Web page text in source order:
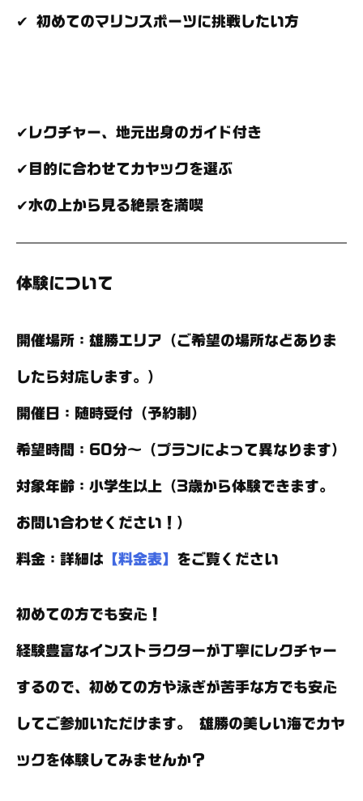
✔ 初めてのマリンスポーツに挑戦したい方
✔レクチャー、地元出身のガイド付き
✔目的に合わせてカヤックを選ぶ
✔水の上から見る絶景を満喫
体験について
開催場所 ：雄勝エリア（ご希望の場所などありま
したら対応します。）
開催日 ：随時受付（予約制）
希望時間 ：60分～（プランによって異なります）
対象年齢 ：小学生以上（3歳から体験できます。
お問い合わせください！）
料金 ：詳細は 【料金表】 をご覧ください
初めての方でも安心！
経験豊富なインストラクターが丁寧にレクチャー
するので、初めての方や泳ぎが苦手な方でも安心
してご参加いただけます。 雄勝の美しい海でカヤ
ックを体験してみませんか？